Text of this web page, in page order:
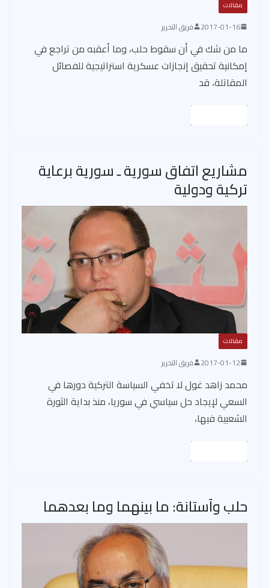
مقالات
2017-01-16 فريق التحرير
ما من شك في أن سقوط حلب، وما أعقبه من تراجع في
إمكانية تحقيق إنجازات عسكرية استراتيجية للفصائل
المقاتلة، قد
مشاريع اتفاق سورية ـ سورية برعاية
تركية ودولية
مقالات
2017-01-12 فريق التحرير
محمد زاهد غول لا تخفي السياسة التركية دورها في
السعي لإيجاد حل سياسي في سوريا، منذ بداية الثورة
الشعبية فيها،
حلب وآستانة: ما بينهما وما بعدهما